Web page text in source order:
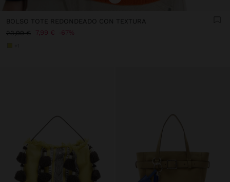
BOLSO TOTE REDONDEADO CON TEXTURA
23,99 €
7,99 € 67%